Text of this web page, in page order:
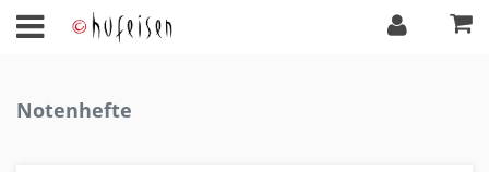
Notenhefte